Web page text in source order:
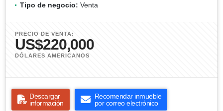
Tipo de negocio: Venta
PRECIO DE VENTA:
US$220,000
DÓLARES AMERICANOS
Descargar
información
Recomendar inmueble
por correo electrónico